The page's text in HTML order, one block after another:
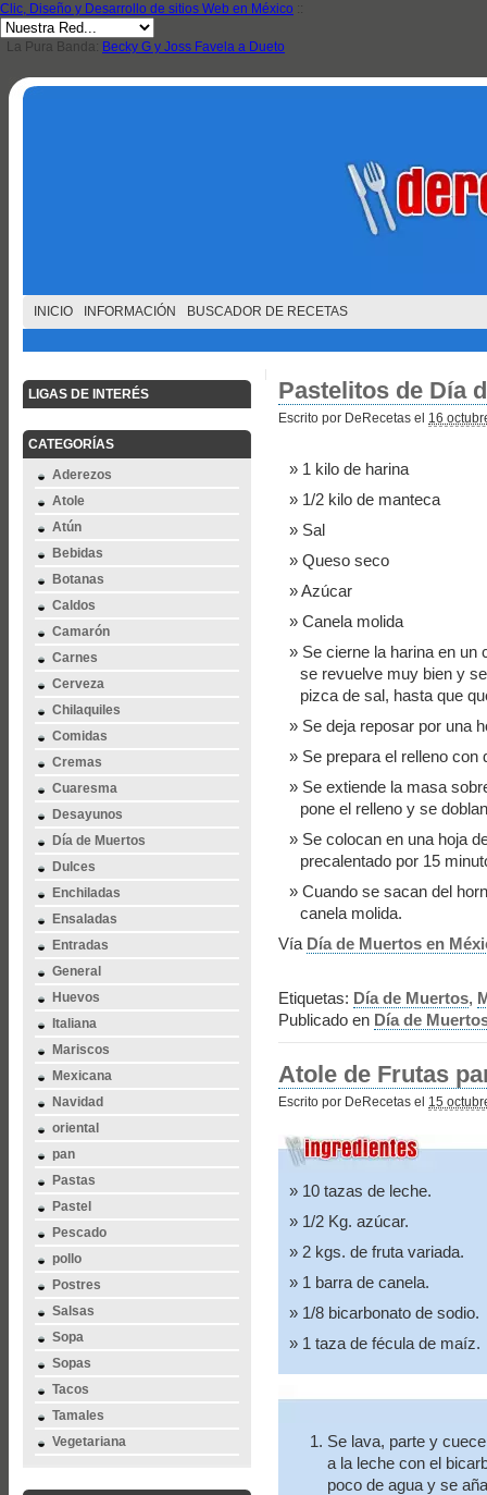
Clic, Diseño y Desarrollo de sitios Web en México ::
La Pura Banda: Becky G y Joss Favela a Dueto
INICIO INFORMACIÓN BUSCADOR DE RECETAS
LIGAS DE INTERÉS
CATEGORÍAS
Aderezos
Atole
Atún
Bebidas
Botanas
Caldos
Camarón
Carnes
Cerveza
Chilaquiles
Comidas
Cremas
Cuaresma
Desayunos
Día de Muertos
Dulces
Enchiladas
Ensaladas
Entradas
General
Huevos
Italiana
Mariscos
Mexicana
Navidad
oriental
pan
Pastas
Pastel
Pescado
pollo
Postres
Salsas
Sopa
Sopas
Tacos
Tamales
Vegetariana
Pastelitos de Día
Escrito por DeRecetas el 16
1 kilo de harina
1/2 kilo de manteca
Sal
Queso seco
Azúcar
Canela molida
Se cierne la harina en un
se revuelve muy bien y
pizca de sal, hasta que
Se deja reposar por una
Se prepara el relleno
Se extiende la masa
pone el relleno y se
Se colocan en una hoja
precalentado por 15
Cuando se sacan del
canela molida.
Vía Día de Muertos en
Etiquetas: Día de Muertos,
Publicado en Día de
Atole de Frutas
Escrito por DeRecetas el 15
10 tazas de leche.
1/2 Kg. azúcar.
2 kgs. de fruta variada.
1 barra de canela.
1/8 bicarbonato de sodio.
1 taza de fécula de maíz.
Se lava, parte y
a la leche con el
poco de agua y se